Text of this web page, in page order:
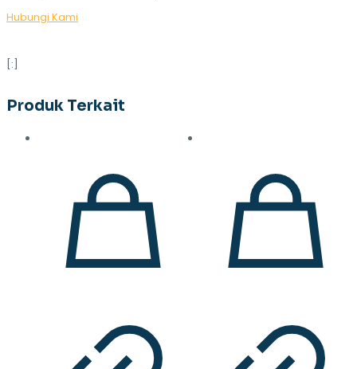
Hubungi Kami
[:]
Produk Terkait